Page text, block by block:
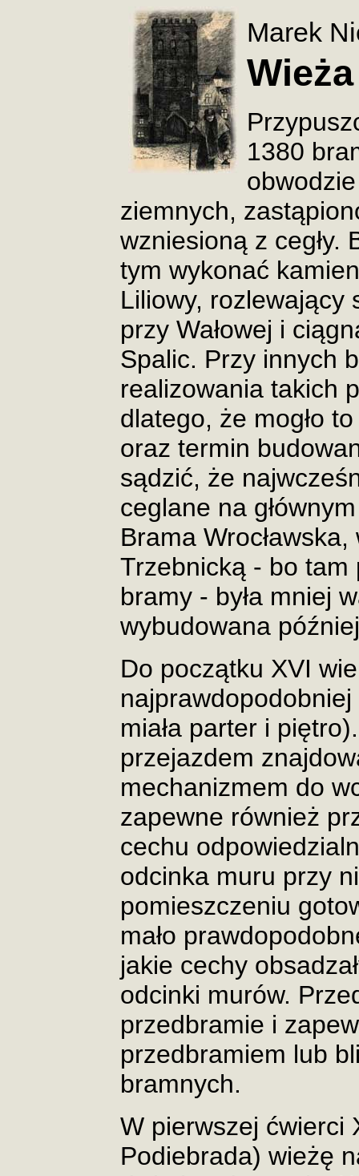
Marek
1380
ziemnych,
wzniesioną z cegły.
tym wykonać
Liliowy, rozlewający
przy Wałowej i
Spalic. Przy innych
realizowania takich
dlatego, że mogło
oraz termin
sądzić, że
ceglane na
Brama
Trzebnicką - bo tam
bramy - była mniej
wybudowana
Do początku XVI
miała parter i
przejazdem
mechanizmem do
zapewne również
cechu
odcinka muru przy
pomieszczeniu
mało
jakie cechy
odcinki murów.
przedbramie i
przedbramiem lub
bramnych.
W pierwszej ćwierci
Podiebrada) wieżę